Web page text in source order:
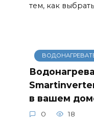
тем, как
в вашем
0 18